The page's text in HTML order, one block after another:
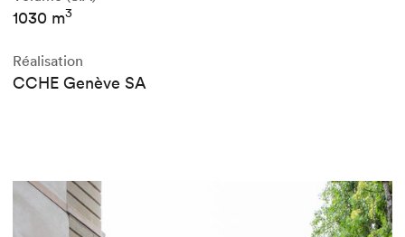
1030 m3
Réalisation
CCHE Genève SA